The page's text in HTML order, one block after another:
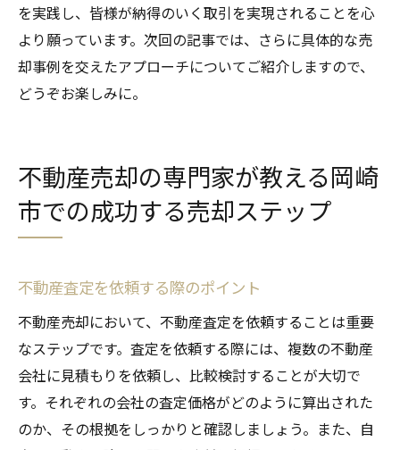
を実践し、皆様が納得のいく取引を実現されることを心
より願っています。次回の記事では、さらに具体的な売
却事例を交えたアプローチについてご紹介しますので、
どうぞお楽しみに。
不動産売却の専門家が教える岡崎
市での成功する売却ステップ
不動産査定を依頼する際のポイント
不動産売却において、不動産査定を依頼することは重要
なステップです。査定を依頼する際には、複数の不動産
会社に見積もりを依頼し、比較検討することが大切で
す。それぞれの会社の査定価格がどのように算出された
のか、その根拠をしっかりと確認しましょう。また、自